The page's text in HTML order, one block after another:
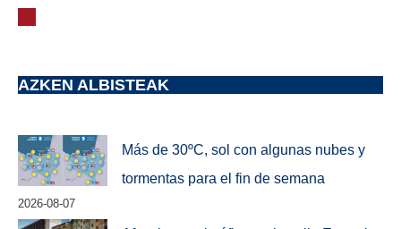
AZKEN ALBISTEAK
Más de 30ºC, sol con algunas nubes y
tormentas para el fin de semana
2026-08-07